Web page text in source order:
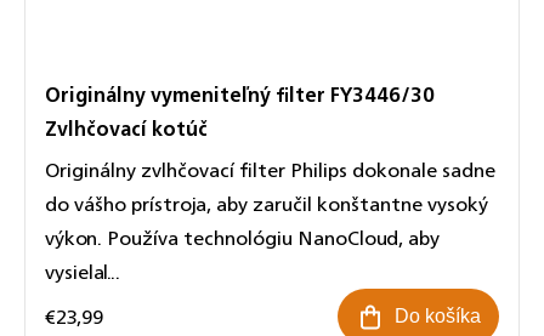
Originálny vymeniteľný filter FY3446/30
Zvlhčovací kotúč
€23,99 Do košíka
Originálny zvlhčovací filter Philips dokonale sadne
do vášho prístroja, aby zaručil konštantne vysoký
výkon. Používa technológiu NanoCloud, aby
vysielal...